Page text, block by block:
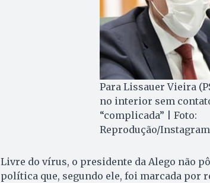
Para Lissauer Vieira
no interior sem
“complicada” | Foto:
Reprodução/Instagram
Livre do vírus, o presidente da Alego não
política que, segundo ele, foi marcada por